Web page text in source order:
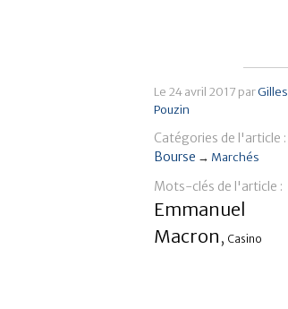
Marchés
Relations clients
Réglementation
Justice
Le 24 avril 2017 parGilles
Pouzin
Catégories de l'article :
Bourse → Marchés
Mots-clés de l'article :
Emmanuel
Macron , Casino